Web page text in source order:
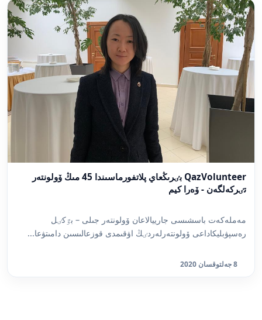
QazVolunteer بٸرىڭعاي پلاتفورماسىندا 45 مىڭ ۆولونتەر
تٸركەلگەن - ۆەرا كيم
مەملەكەت باسشىسى جارييالاعان ۆولونتەر جىلى – بٷكٸل
رەسپۋبليكاداعى ۆولونتەرلەردٸڭ اۋقىمدى قوزعالىسىن دامىتۋعا...
8 جەلتوقسان 2020